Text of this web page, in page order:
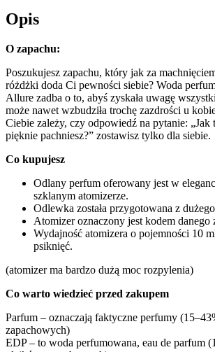
Opis
O zapachu:
Poszukujesz zapachu, który jak za
różdżki doda Ci pewności siebie? Woda
Allure zadba o to, abyś zyskała uwagę
może nawet wzbudziła trochę zazdrości u
Ciebie zależy, czy odpowiedź na pytanie: „Jak
pięknie pachniesz?” zostawisz tylko dla siebie.
Co kupujesz
Odlany perfum oferowany jest w
szklanym atomizerze.
Odlewka została przygotowana z
Atomizer oznaczony jest kodem danego
Wydajność atomizera o pojemności 10
psiknięć.
(atomizer ma bardzo dużą moc rozpylenia)
Co warto wiedzieć przed zakupem
Parfum – oznaczają faktyczne perfumy
zapachowych)
EDP – to woda perfumowana, eau de parfum